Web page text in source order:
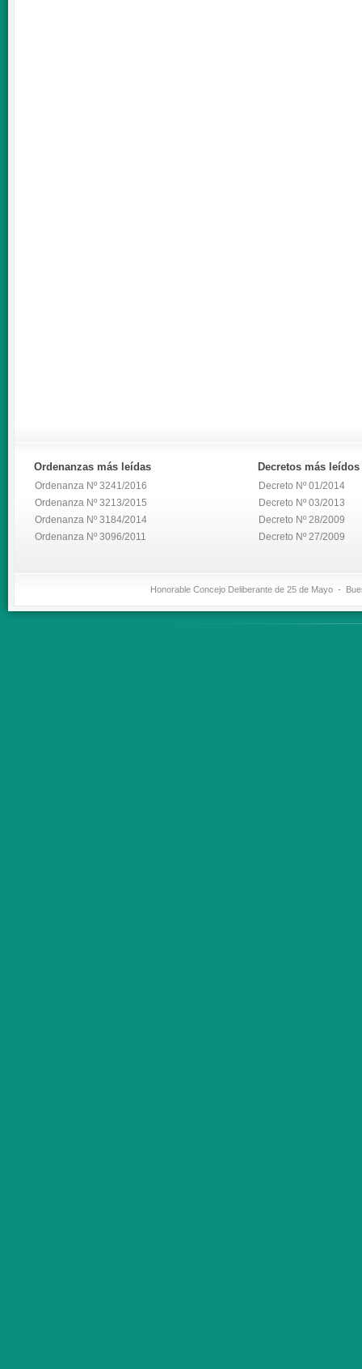
Ordenanzas más leídas
Ordenanza Nº 3241/2016
Ordenanza Nº 3213/2015
Ordenanza Nº 3184/2014
Ordenanza Nº 3096/2011
Decretos más leídos
Decreto Nº 01/2014
Decreto Nº 03/2013
Decreto Nº 28/2009
Decreto Nº 27/2009
Honorable Concejo Deliberante de 25 de